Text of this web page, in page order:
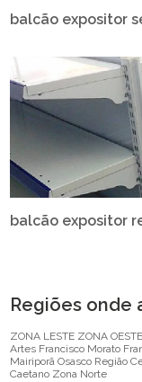
balcão expositor
balcão expositor
Regiões onde
ZONA LESTE ZONA OESTE
Artes Francisco Morato
Mairiporã Osasco Região
Caetano Zona Norte